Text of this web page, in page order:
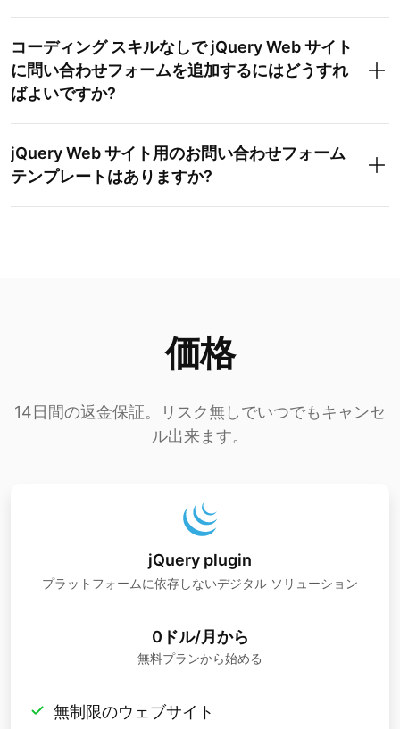
コーディング スキルなしで jQuery Web サイト
に問い合わせフォームを追加するにはどうすれ
ばよいですか?
jQuery Web サイト用のお問い合わせフォーム
テンプレートはありますか?
価格
14日間の返金保証。リスク無しでいつでもキャンセ
ル出来ます。
jQuery plugin
プラットフォームに依存しないデジタル ソリューション
0ドル/月から
無料プランから始める
無制限のウェブサイト